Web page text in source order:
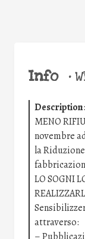
Info •
Description:
MENO
novembre
la
LO SOGNI
attraverso: